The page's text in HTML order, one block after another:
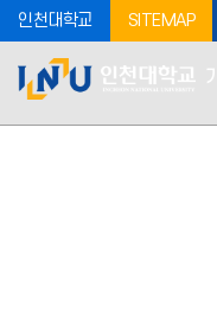
인천대학교 SITEMAP